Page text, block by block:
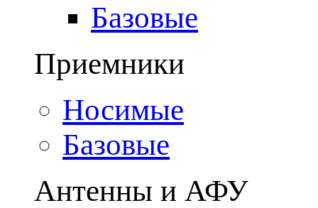
Базовые
Приемники
Носимые
Базовые
Антенны и АФУ